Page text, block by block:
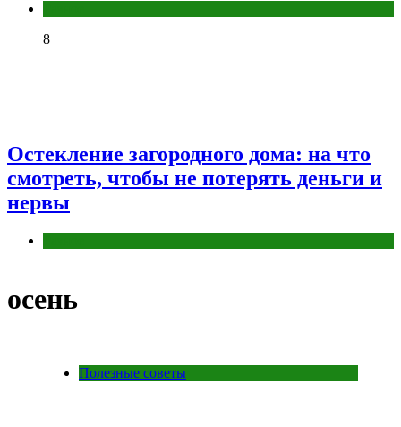
8
Остекление загородного дома: на что
смотреть, чтобы не потерять деньги и
нервы
осень
Полезные советы